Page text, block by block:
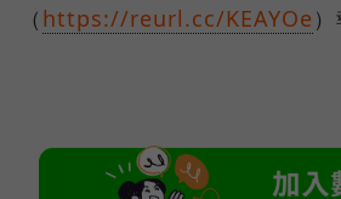
（ https://reurl.cc/KEAYOe